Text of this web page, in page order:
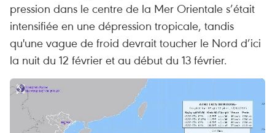
pression dans le centre de la Mer Orientale s’était
intensifiée en une dépression tropicale, tandis
qu'une vague de froid devrait toucher le Nord d’ici
la nuit du 12 février et au début du 13 février.